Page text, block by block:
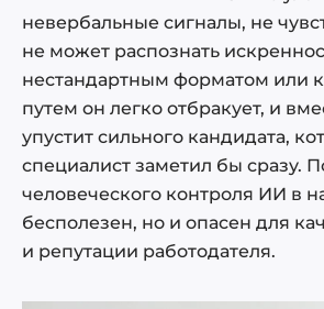
невербальные сигналы, не
не может распознать
нестандартным форматом или
путем он легко отбракует, и
упустит сильного кандидата,
специалист заметил бы сразу.
человеческого контроля ИИ в
бесполезен, но и опасен для
и репутации работодателя.